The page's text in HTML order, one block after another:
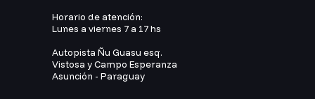
Horario de atención:
Lunes a viernes 7 a 17 hs
Autopista Ñu Guasu esq.
Vistosa y Campo Esperanza
Asunción - Paraguay